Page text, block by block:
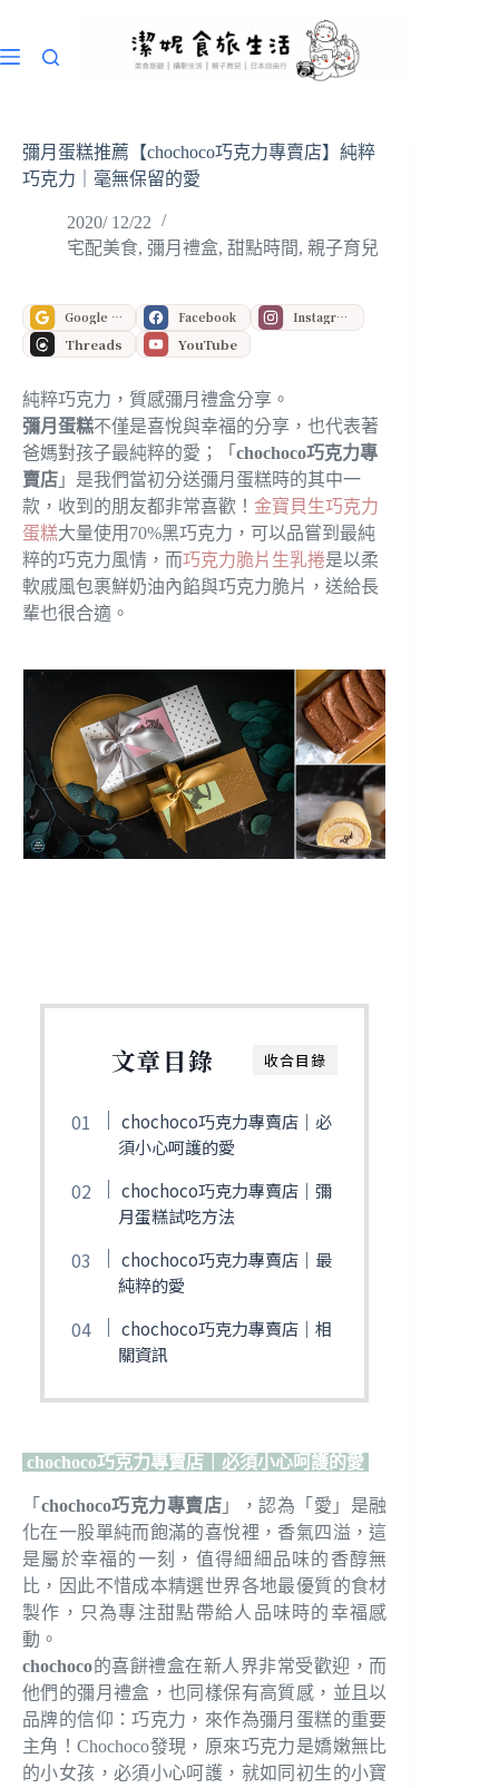
主
彌月蛋糕推薦【chochoco巧克力專賣店】純粹
巧克力｜毫無保留的愛
2020/ 12/22
宅配美食, 彌月禮盒, 甜點時間, 親子育兒
Google 偏好來源 Facebook Instagram
Threads YouTube
純粹巧克力，質感彌月禮盒分享。
彌月蛋糕不僅是喜悅與幸福的分享，也代表著
爸媽對孩子最純粹的愛；「 chochoco巧克力專
賣店 」是我們當初分送彌月蛋糕時的其中一
款，收到的朋友都非常喜歡！ 金寶貝生巧克力
蛋糕大量使用70%黑巧克力，可以品嘗到最純
粹的巧克力風情，而巧克力脆片生乳捲是以柔
軟戚風包裹鮮奶油內餡與巧克力脆片，送給長
輩也很合適。
收合目錄
文章目錄
chochoco巧克力專賣店｜必
須小心呵護的愛
chochoco巧克力專賣店｜彌
月蛋糕試吃方法
chochoco巧克力專賣店｜最
純粹的愛
chochoco巧克力專賣店｜相
關資訊
chochoco巧克力專賣店｜必須小心呵護的愛
「 chochoco巧克力專賣店 」，認為「愛」是融
化在一股單純而飽滿的喜悅裡，香氣四溢，這
是屬於幸福的一刻，值得細細品味的香醇無
比，因此不惜成本精選世界各地最優質的食材
製作，只為專注甜點帶給人品味時的幸福感
動。
chochoco的喜餅禮盒在新人界非常受歡迎，而
他們的彌月禮盒，也同樣保有高質感，並且以
品牌的信仰：巧克力，來作為彌月蛋糕的重要
主角！Chochoco發現，原來巧克力是嬌嫩無比
的小女孩，必須小心呵護，就如同初生的小寶